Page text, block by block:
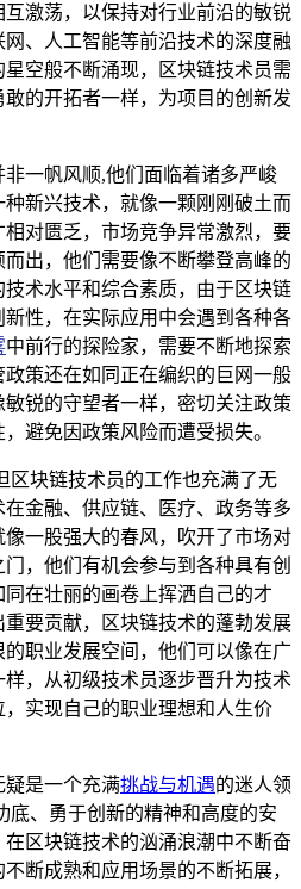
激荡，以保持对行业前沿的敏锐
、人工智能等前沿技术的深度融
空般不断涌现，区块链技术员需
的开拓者一样，为项目的创新发
非一帆风顺,他们面临着诸多严峻
新兴技术，就像一颗刚刚破土而
对匮乏，市场竞争异常激烈，要
出，他们需要像不断攀登高峰的
术水平和综合素质，由于区块链
性，在实际应用中会遇到各种各
中前行的探险家，需要不断地探索
策还在如同正在编织的巨网一般
锐的守望者一样，密切关注政策
避免因政策风险而遭受损失。
区块链技术员的工作也充满了无
金融、供应链、医疗、政务等多
一股强大的春风，吹开了市场对
，他们有机会参与到各种具有创
在壮丽的画卷上挥洒自己的才
要贡献，区块链技术的蓬勃发展
职业发展空间，他们可以像在广
，从初级技术员逐步晋升为技术
实现自己的职业理想和人生价
疑是一个充满挑战与机遇的迷人领
底、勇于创新的精神和高度的安
区块链技术的汹涌浪潮中不断奋
断成熟和应用场景的不断拓展，